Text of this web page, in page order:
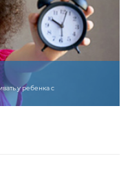
у ребенка с